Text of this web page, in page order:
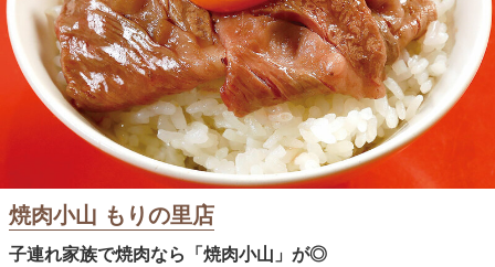
焼肉小山 もりの里店
子連れ家族で焼肉なら「焼肉小山」が◎